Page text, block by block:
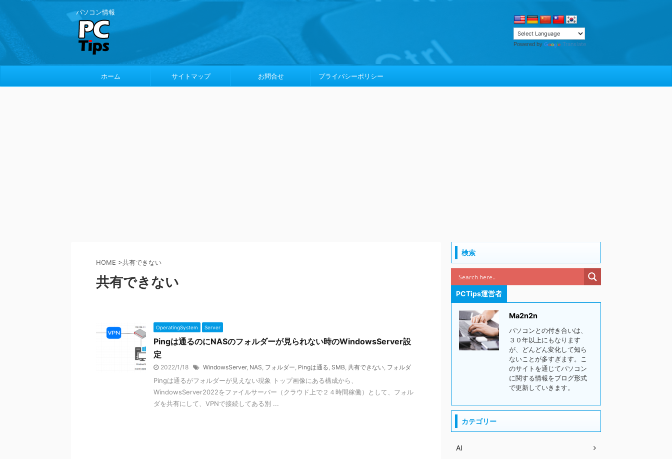
パソコン情報
Powered by Translate
ホーム サイトマップ お問合せ プライバシーポリシー
HOME >共有できない
共有できない
OperatingSystem Server
Pingは通るのにNASのフォルダーが見られない時のWindowsServer設
定
2022/1/18 WindowsServer, NAS, フォルダー, Pingは通る, SMB, 共有できない, フォルダ
Pingは通るがフォルダーが見えない現象 トップ画像にある構成から、
WindowsServer2022をファイルサーバー（クラウド上で２４時間稼働）として、フォル
ダを共有にして、VPNで接続してある別 ...
検索
PCTips運営者
Ma2n2n
パソコンとの付き合いは、
３０年以上にもなります
が、どんどん変化して知ら
ないことが多すぎます。こ
のサイトを通じてパソコン
に関する情報をブログ形式
で更新していきます。
カテゴリー
AI